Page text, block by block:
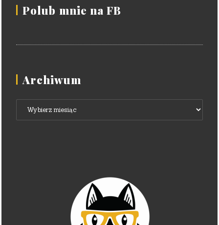
Polub mnie na FB
Archiwum
Archiwum